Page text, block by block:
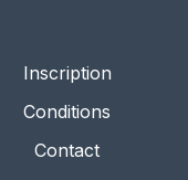
Inscription
Conditions
Contact